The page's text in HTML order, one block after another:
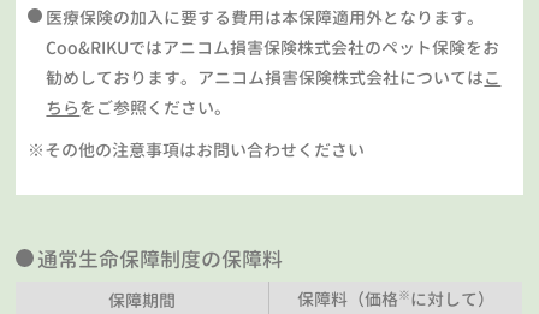
医療保険の加入に要する費用は本保障適用外となります。
Coo&RIKUではアニコム損害保険株式会社のペット保険をお
勧めしております。アニコム損害保険株式会社についてはこ
ちらをご参照ください。
※その他の注意事項はお問い合わせください
通常生命保障制度の保障料
保障期間 保障料（価格※に対して）